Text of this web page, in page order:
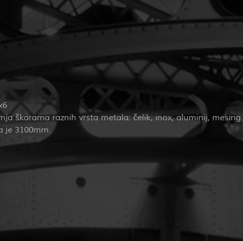
škarama raznih vrsta metala: čelik, inox, aluminij, mesing.
je 3100mm.